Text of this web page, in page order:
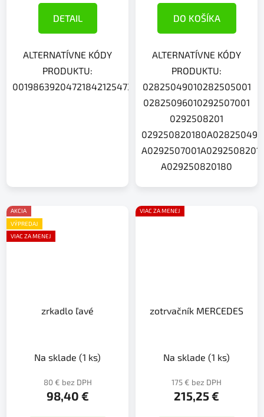
DETAIL
ALTERNATÍVNE KÓDY
PRODUKTU:
DO KOŠÍKA
ALTERNATÍVNE KÓDY
PRODUKTU:
02825049010282505001
02825096010292507001
0292508201
A0292507001A0292508201
A029250820180
AKCIA
VÝPREDAJ
VIAC ZA MENEJ
zrkadlo ľavé
Na sklade (1 ks)
80 € bez DPH
98,40 €
VIAC ZA MENEJ
zotrvačník MERCEDES
Na sklade (1 ks)
175 € bez DPH
215,25 €